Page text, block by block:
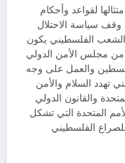
لقواعد وأحكام
وقف سياسة الاحتلال
الفلسطيني يكون
من مجلس الأمن الدولي
فلسطين والعمل على وجه
تهدد السلام والأمن
والقانون الدولي
المتحدة التي تشكل
الفلسطيني